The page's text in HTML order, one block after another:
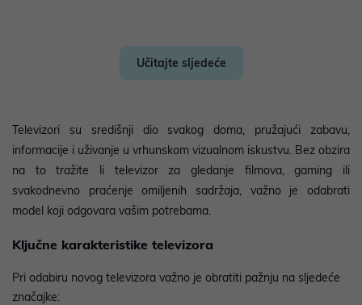
Učitajte sljedeće
Televizori su središnji dio svakog doma, pružajući zabavu,
informacije i uživanje u vrhunskom vizualnom iskustvu. Bez obzira
na to tražite li televizor za gledanje filmova, gaming ili
svakodnevno praćenje omiljenih sadržaja, važno je odabrati
model koji odgovara vašim potrebama.
Ključne karakteristike televizora
Pri odabiru novog televizora važno je obratiti pažnju na sljedeće
značajke: